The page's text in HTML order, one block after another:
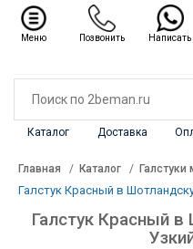
Каталог Доставка
Каталог ✖
Главная Каталог
Галстук Красный в
Галстук Красный
Меню Позвонить Написать